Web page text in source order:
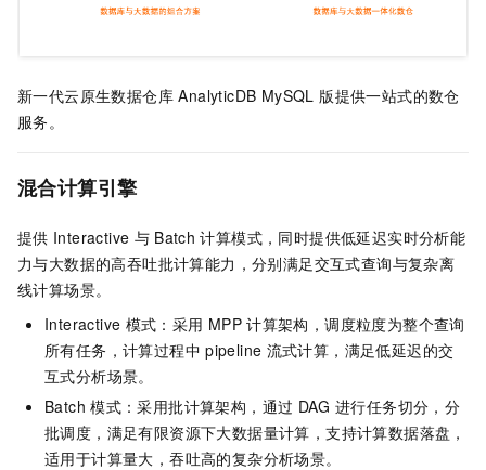
新一代云原生数据仓库 AnalyticDB MySQL 版提供一站式的数仓
服务。
混合计算引擎
提供 Interactive 与 Batch 计算模式，同时提供低延迟实时分析能
力与大数据的高吞吐批计算能力，分别满足交互式查询与复杂离
线计算场景。
Interactive 模式：采用 MPP 计算架构，调度粒度为整个查询
所有任务，计算过程中 pipeline 流式计算，满足低延迟的交
互式分析场景。
Batch 模式：采用批计算架构，通过 DAG 进行任务切分，分
批调度，满足有限资源下大数据量计算，支持计算数据落盘，
适用于计算量大，吞吐高的复杂分析场景。